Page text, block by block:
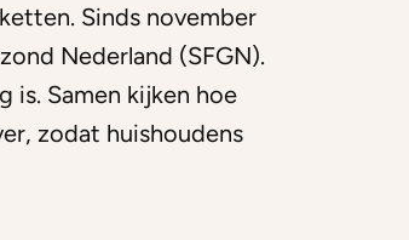
Sinds november
Nederland (SFGN).
Samen kijken hoe
zodat huishoudens